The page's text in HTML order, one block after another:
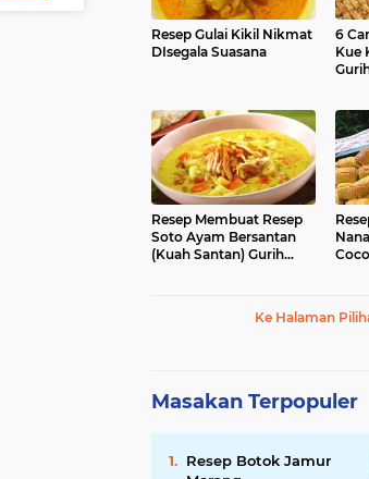
Resep Gulai Kikil Nikmat
DIsegala Suasana
6
Kue
Resep Membuat Resep
Soto Ayam Bersantan
(Kuah Santan) Gurih
Ke Halaman
Masakan Terpopuler
Resep Botok Jamur